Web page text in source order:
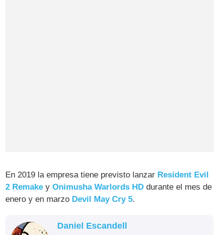
En 2019 la empresa tiene previsto lanzar Resident Evil
2 Remake yOnimusha Warlords HD durante el mes de
enero y en marzo Devil May Cry 5.
Daniel Escandell